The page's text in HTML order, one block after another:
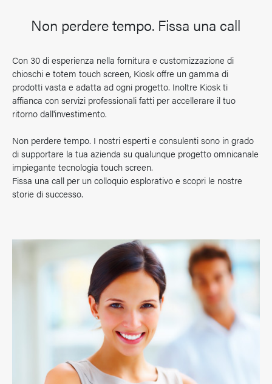
Non perdere tempo. Fissa una call
Con 30 di esperienza nella fornitura e customizzazione di
chioschi e totem touch screen, Kiosk offre un gamma di
prodotti vasta e adatta ad ogni progetto. Inoltre Kiosk ti
affianca con servizi professionali fatti per accellerare il tuo
ritorno dall'investimento.
Non perdere tempo. I nostri esperti e consulenti sono in grado
di supportare la tua azienda su qualunque progetto omnicanale
impiegante tecnologia touch screen.
Fissa una call per un colloquio esplorativo e scopri le nostre
storie di successo.